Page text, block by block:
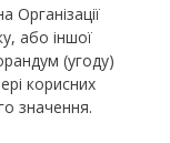
або іншої
(угоду)
корисних
значення.